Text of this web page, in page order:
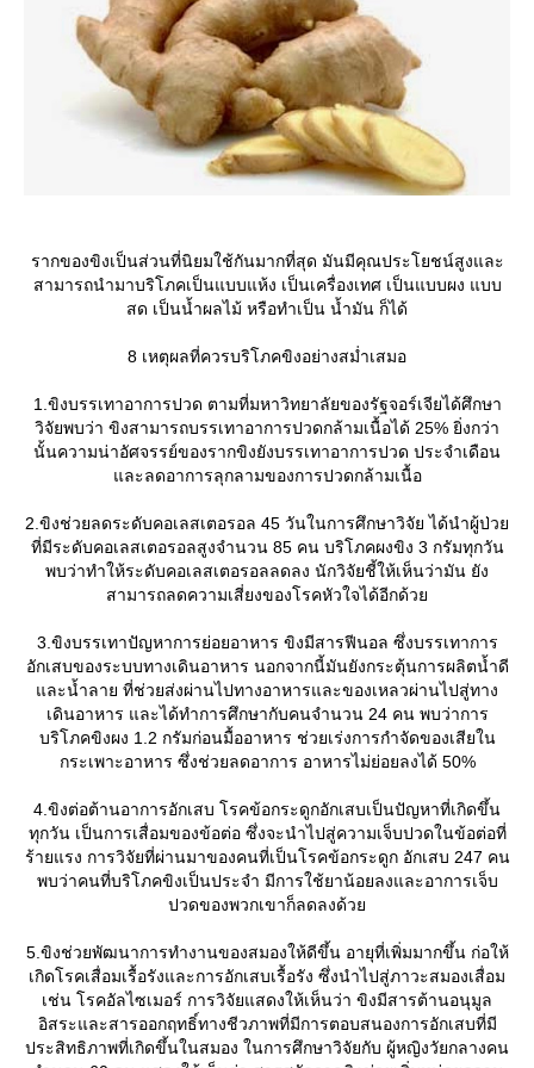
รากของขิงเป็นส่วนที่นิยมใช้กันมากที่สุด มันมีคุณประโยชน์สูงและ
สามารถนำมาบริโภคเป็นแบบแห้ง เป็นเครื่องเทศ เป็นแบบผง แบบ
สด เป็นน้ำผลไม้ หรือทำเป็น น้ำมัน ก็ได้
8 เหตุผลที่ควรบริโภคขิงอย่างสม่ำเสมอ
1.ขิงบรรเทาอาการปวด ตามที่มหาวิทยาลัยของรัฐจอร์เจียได้ศึกษา
วิจัยพบว่า ขิงสามารถบรรเทาอาการปวดกล้ามเนื้อได้ 25% ยิ่งกว่า
นั้นความน่าอัศจรรย์ของรากขิงยังบรรเทาอาการปวด ประจำเดือน
ละลดอาการลุกลามของการปวดกล้ามเนื้อ
2.ขิงช่วยลดระดับคอเลสเตอรอล 45 วันในการศึกษาวิจัย ได้นำผู้ป่ว
ที่มีระดับคอเลสเตอรอลสูงจำนวน 85 คน บริโภคผงขิง 3 กรัมทุกวัน
พบว่าทำให้ระดับคอเลสเตอรอลลดลง นักวิจัยชี้ให้เห็นว่ามัน ยัง
สามารถลดความเสี่ยงของโรคหัวใจได้อีกด้ว
3.ขิงบรรเทาปัญหาการย่อยอาหาร ขิงมีสารฟีนอล ซึ่งบรรเทาการ
อักเสบของระบบทางเดินอาหาร นอกจากนี้มันยังกระตุ้นการผลิตน้ำดี
ละน้ำลาย ที่ช่วยส่งผ่านไปทางอาหารและของเหลวผ่านไปสู่ทาง
เดินอาหาร และได้ทำการศึกษากับคนจำนวน 24 คน พบว่าการ
บริโภคขิงผง 1.2 กรัมก่อนมื้ออาหาร ช่วยเร่งการกำจัดของเสียใน
กระเพาะอาหาร ซึ่งช่วยลดอาการ อาหารไม่ย่อยลงได้ 50%
4.ขิงต่อต้านอาการอักเสบ โรคข้อกระดูกอักเสบเป็นปัญหาที่เกิดขึ้น
ทุกวัน เป็นการเสื่อมของข้อต่อ ซึ่งจะนำไปสู่ความเจ็บปวดในข้อต่อที่
ร้ายแรง การวิจัยที่ผ่านมาของคนที่เป็นโรคข้อกระดูก อักเสบ 247 คน
พบว่าคนที่บริโภคขิงเป็นประจำ มีการใช้ยาน้อยลงและอาการเจ็บ
ปวดของพวกเขาก็ลดลงด้ว
5.ขิงช่วยพัฒนาการทำงานของสมองให้ดีขึ้น อายุที่เพิ่มมากขึ้น ก่อให้
เกิดโรคเสื่อมเรื้อรังและการอักเสบเรื้อรัง ซึ่งนำไปสู่ภาวะสมองเสื่อม
เช่น โรคอัลไซเมอร์ การวิจัยแสดงให้เห็นว่า ขิงมีสารต้านอนุมูล
อิสระและสารออกฤทธิ์ทางชีวภาพที่มีการตอบสนองการอักเสบที่มี
ประสิทธิภาพที่เกิดขึ้นในสมอง ในการศึกษาวิจัยกับ ผู้หญิงวัยกลางคน